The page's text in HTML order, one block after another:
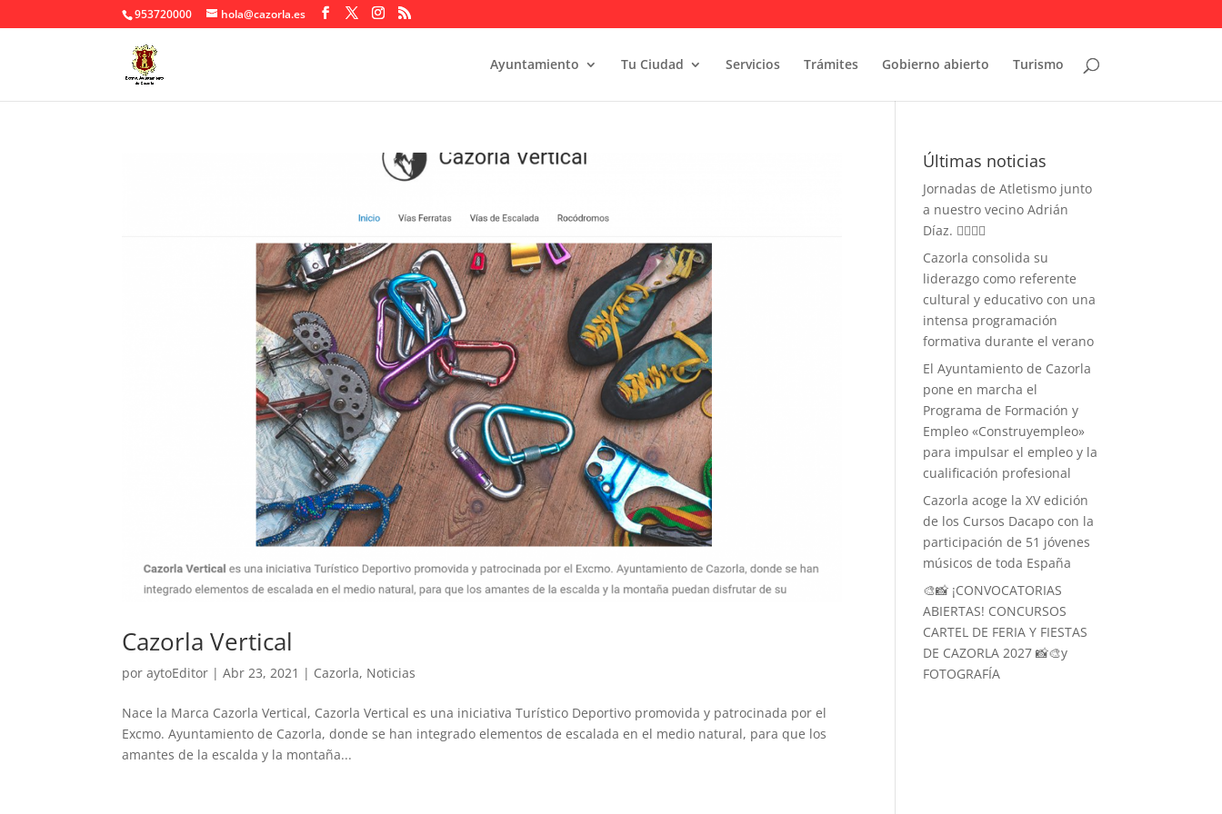
953720000 hola@cazorla.es
Ayuntamiento Tu Ciudad Servicios Trámites Gobierno abierto Turismo
Cazorla Vertical
poraytoEditor |Abr 23, 2021 | Cazorla, Noticias
Nace la Marca Cazorla Vertical, Cazorla Vertical es una iniciativa Turístico Deportivo promovida y patrocinada por el
Excmo. Ayuntamiento de Cazorla, donde se han integrado elementos de escalada en el medio natural, para que los
amantes de la escalda y la montaña...
Últimas noticias
Jornadas de Atletismo junto
a nuestro vecino Adrián
Díaz. 🏃‍♀️🏃‍♂️
Cazorla consolida su
liderazgo como referente
cultural y educativo con una
intensa programación
formativa durante el verano
El Ayuntamiento de Cazorla
pone en marcha el
Programa de Formación y
Empleo «Construyempleo»
para impulsar el empleo y la
cualificación profesional
Cazorla acoge la XV edición
de los Cursos Dacapo con la
participación de 51 jóvenes
músicos de toda España
🎨📸 ¡CONVOCATORIAS
ABIERTAS! CONCURSOS
CARTEL DE FERIA Y FIESTAS
DE CAZORLA 2027 📸🎨y
FOTOGRAFÍA